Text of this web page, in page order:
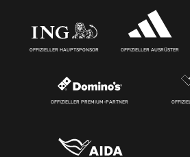
OFFIZIELLER HAUPTSPONSOR OFFIZIELLER AUSRÜSTER
OFFIZIELLER PREMIUM-PARTNER